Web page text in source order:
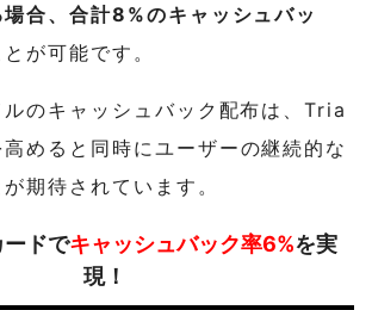
合、合計8%のキャッシュバッ
が可能です。
のキャッシュバック配布は、Tria
めると同時にユーザーの継続的な
期待されています。
ードでキャッシュバック率6%を実
現！